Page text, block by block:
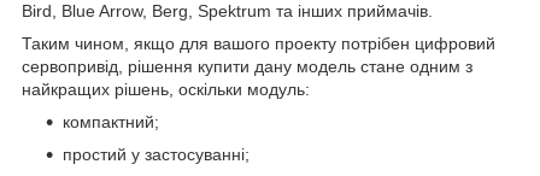
Bird, Blue Arrow, Berg, Spektrum та інших приймачів.
Таким чином, якщо для вашого проекту потрібен цифровий
сервопривід, рішення купити дану модель стане одним з
найкращих рішень, оскільки модуль:
компактний;
простий у застосуванні;